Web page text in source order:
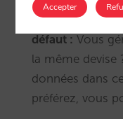
Nouveau mode
défaut : Vous
la même devise
données dans
préférez, vous
Accepter